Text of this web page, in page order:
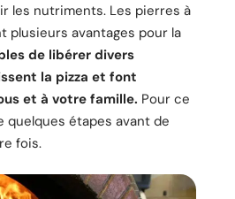
les nutriments. Les pierres à
plusieurs avantages pour la
de libérer divers
la pizza et font
et à votre famille. Pour ce
quelques étapes avant de
fois.